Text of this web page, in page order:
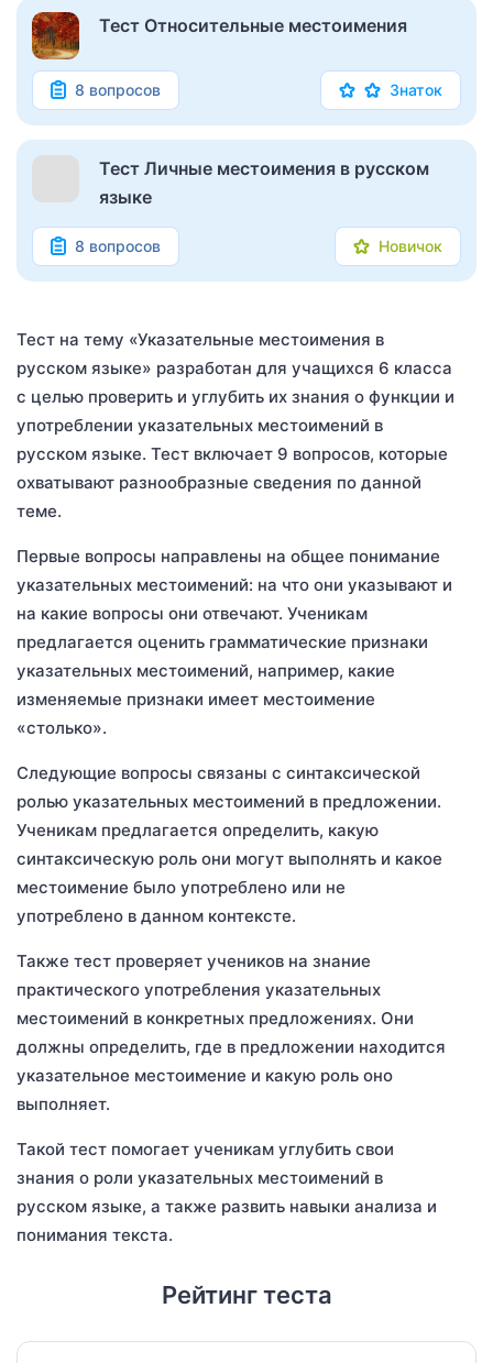
Тест Относительные местоимения
8 вопросов Знаток
Тест Личные местоимения в русском
языке
8 вопросов Новичок
Тест на тему «Указательные местоимения в
русском языке» разработан для учащихся 6 класса
с целью проверить и углубить их знания о функции и
употреблении указательных местоимений в
русском языке. Тест включает 9 вопросов, которые
охватывают разнообразные сведения по данной
теме.
Первые вопросы направлены на общее понимание
указательных местоимений: на что они указывают и
на какие вопросы они отвечают. Ученикам
предлагается оценить грамматические признаки
указательных местоимений, например, какие
изменяемые признаки имеет местоимение
«столько».
Следующие вопросы связаны с синтаксической
ролью указательных местоимений в предложении.
Ученикам предлагается определить, какую
синтаксическую роль они могут выполнять и какое
местоимение было употреблено или не
употреблено в данном контексте.
Также тест проверяет учеников на знание
практического употребления указательных
местоимений в конкретных предложениях. Они
должны определить, где в предложении находится
указательное местоимение и какую роль оно
выполняет.
Такой тест помогает ученикам углубить свои
знания о роли указательных местоимений в
русском языке, а также развить навыки анализа и
понимания текста.
Рейтинг теста